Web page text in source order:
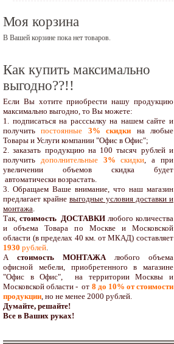
Моя корзина
В Вашей корзине пока нет товаров.
Как купить максимально
выгодно??!!
Если Вы хотите приобрести нашу продукцию
максимально выгодно, то Вы можете:
1. подписаться на расссылку на нашем сайте и
получитьпостоянные 3% скидки на любые
Товары и Услуги компании "Офис в Офис";
2. заказать продукцию на 100 тысяч рублей и
получить дополнительные3% скидки, а при
увеличении объемов скидка будет
автоматически возрастать.
3. Обращаем Ваше внимание, что наш магазин
предлагает крайне выгодные условия доставки и
монтажа.
Так, стоимость ДОСТАВКИлюбого количества
и объема Товара по Москве и Московской
области (в пределах 40 км. от МКАД) составляет
1930 рублей.
А стоимость МОНТАЖАлюбого объема
офисной мебели, приобретенного в магазине
"Офис в Офис", на территории Москвы и
Московской области - от 8 до 10% от стоимости
продукции, но не менее 2000 рублей.
Думайте, решайте!
Все в Ваших руках!